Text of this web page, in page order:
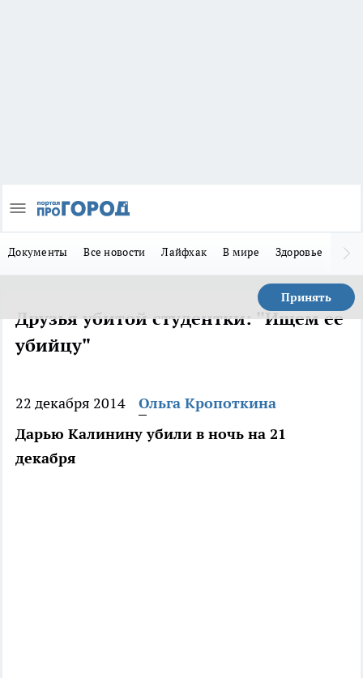
Документы Все новости Лайфхак В мире Здоровье
Принять
Друзья убитой студентки: "Ищем ее
убийцу"
22 декабря 2014
Ольга Кропоткина
Дарью Калинину убили в ночь на 21
декабря